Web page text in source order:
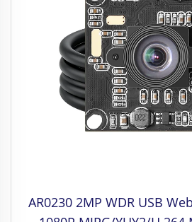
AR0230 2MP WDR USB